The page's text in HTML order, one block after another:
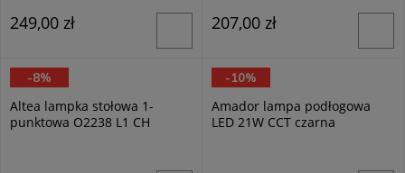
249,00 zł 207,00 zł
LEMIR
Altea lampka stołowa 1-
punktowa O2238 L1 CH
-8%
Trio
Amador lampa podłogowa
LED 21W CCT czarna
-10%